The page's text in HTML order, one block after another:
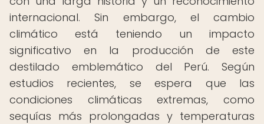
internacional. Sin embargo, el cambio
climático está teniendo un impacto
significativo en la producción de este
destilado emblemático del Perú. Según
estudios recientes, se espera que las
condiciones climáticas extremas, como
sequías más prolongadas y temperaturas